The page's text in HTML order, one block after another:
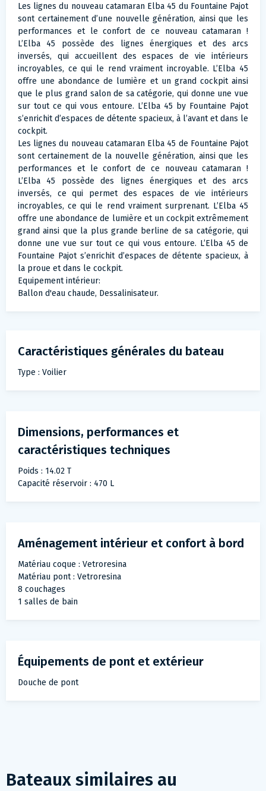
Les lignes du nouveau catamaran Elba 45 du Fountaine Pajot
sont certainement d’une nouvelle génération, ainsi que les
performances et le confort de ce nouveau catamaran !
L’Elba 45 possède des lignes énergiques et des arcs
inversés, qui accueillent des espaces de vie intérieurs
incroyables, ce qui le rend vraiment incroyable. L’Elba 45
offre une abondance de lumière et un grand cockpit ainsi
que le plus grand salon de sa catégorie, qui donne une vue
sur tout ce qui vous entoure. L’Elba 45 by Fountaine Pajot
s’enrichit d’espaces de détente spacieux, à l’avant et dans le
cockpit.
Les lignes du nouveau catamaran Elba 45 de Fountaine Pajot
sont certainement de la nouvelle génération, ainsi que les
performances et le confort de ce nouveau catamaran !
L’Elba 45 possède des lignes énergiques et des arcs
inversés, ce qui permet des espaces de vie intérieurs
incroyables, ce qui le rend vraiment surprenant. L’Elba 45
offre une abondance de lumière et un cockpit extrêmement
grand ainsi que la plus grande berline de sa catégorie, qui
donne une vue sur tout ce qui vous entoure. L’Elba 45 de
Fountaine Pajot s’enrichit d’espaces de détente spacieux, à
la proue et dans le cockpit.
Equipement intérieur:
Ballon d'eau chaude, Dessalinisateur.
Caractéristiques générales du bateau
Type : Voilier
Dimensions, performances et
caractéristiques techniques
Poids : 14.02 T
Capacité réservoir : 470 L
Aménagement intérieur et confort à bord
Matériau coque : Vetroresina
Matériau pont : Vetroresina
8 couchages
1 salles de bain
Équipements de pont et extérieur
Douche de pont
Bateaux similaires au